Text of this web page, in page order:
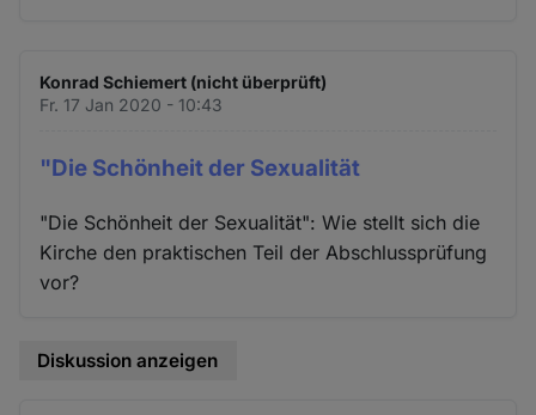
Konrad Schiemert (nicht überprüft)
Fr. 17 Jan 2020 - 10:43
"Die Schönheit der Sexualität
"Die Schönheit der Sexualität": Wie stellt sich die
Kirche den praktischen Teil der Abschlussprüfung
vor?
Diskussion anzeigen